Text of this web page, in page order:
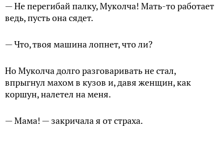
— Не перегибай палку, Муколча! Мать-то работает
ведь, пусть она сядет.
— Что, твоя машина лопнет, что ли?
Но Муколча долго разговаривать не стал,
впрыгнул махом в кузов и, давя женщин, как
коршун, налетел на меня.
— Мама! — закричала я от страха.